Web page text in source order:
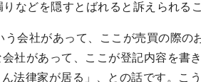
などを隠すとばれると訴えられる
会社があって、ここが売買の際の
社があって、ここが登記内容を書
法律家が居る」、との話です。こ